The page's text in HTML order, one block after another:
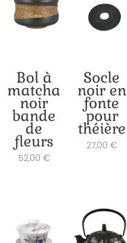
Bol à
matcha
noir
bande
de
fleurs
52,00 €
Socle
noir en
fonte
pour
théière
27,00 €